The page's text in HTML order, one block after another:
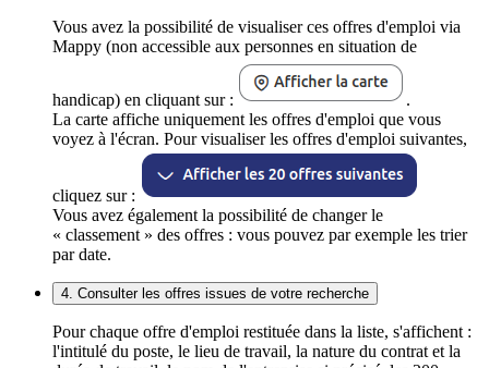
Vous avez la possibilité de visualiser ces offres d'emploi via
Mappy (non accessible aux personnes en situation de
handicap) en cliquant sur :
.
La carte affiche uniquement les offres d'emploi que vous
voyez à l'écran. Pour visualiser les offres d'emploi suivantes,
cliquez sur :
Vous avez également la possibilité de changer le
« classement » des offres : vous pouvez par exemple les trier
par date.
4. Consulter les offres issues de votre recherche
Pour chaque offre d'emploi restituée dans la liste, s'affichent :
l'intitulé du poste, le lieu de travail, la nature du contrat et la